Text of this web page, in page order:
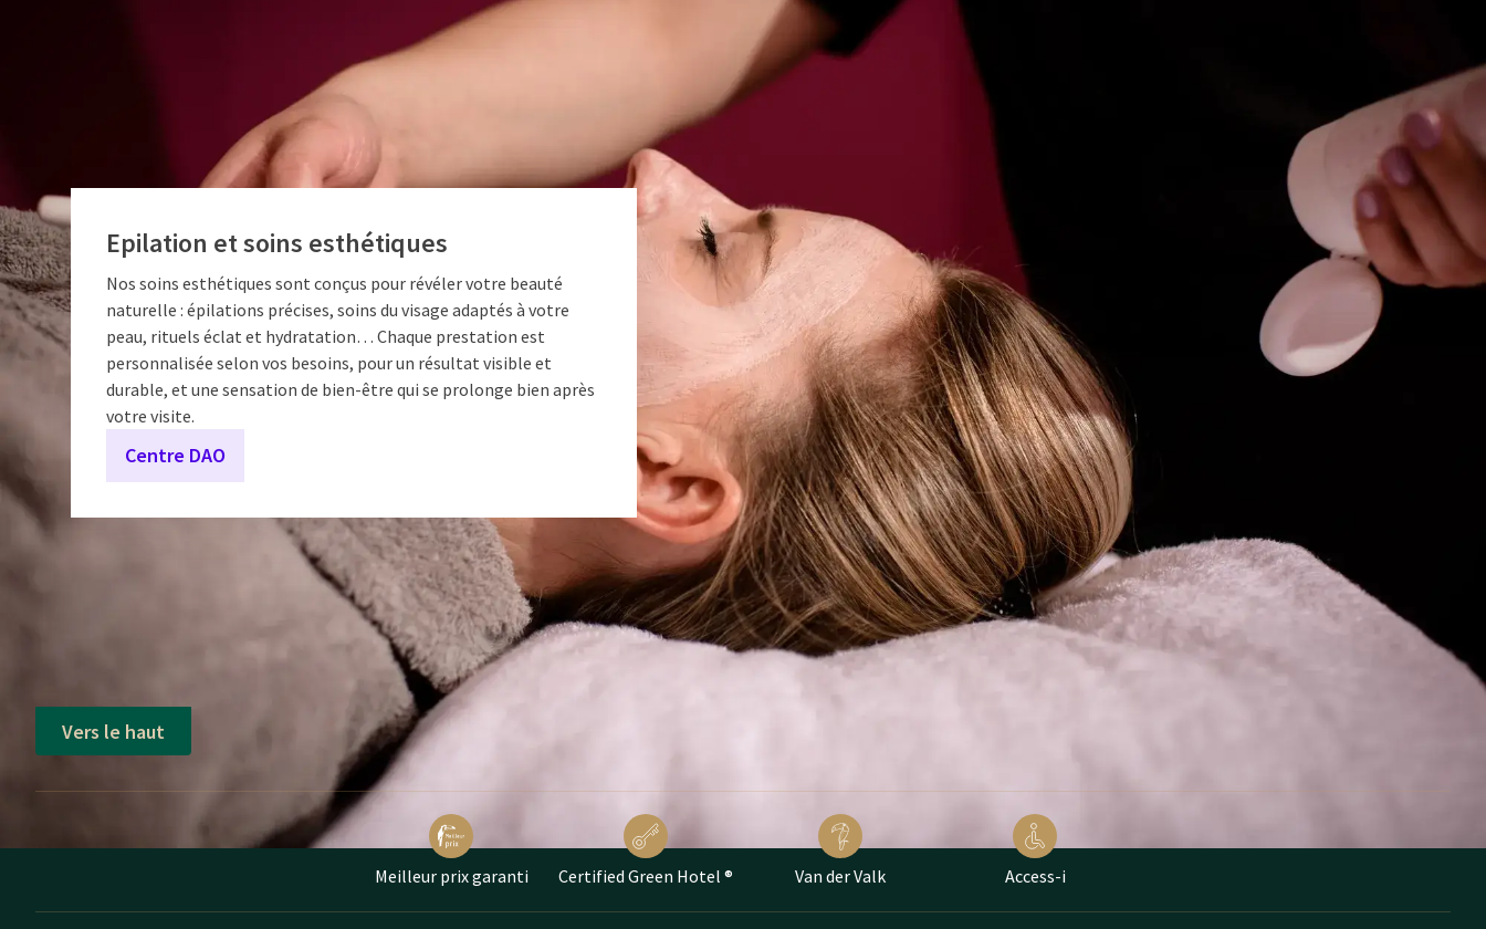
Epilation et soins esthétiques
Nos soins esthétiques sont conçus pour révéler votre beauté
naturelle : épilations précises, soins du visage adaptés à votre
peau, rituels éclat et hydratation… Chaque prestation est
personnalisée selon vos besoins, pour un résultat visible et
durable, et une sensation de bien-être qui se prolonge bien après
votre visite.
Centre DAO
Vers le haut
Meilleur prix garanti Certified Green Hotel ® Van der Valk Access-i